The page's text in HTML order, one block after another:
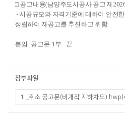
□ 공고내용(남양주도시공사 공고 제
- 시공규모와 자격기준에 대하여 안전
정립하여 재공고를 추진하고 위함.
붙임. 공고문 1부. 끝.
첨부파일
1._취소 공고문(비개착 지하차도